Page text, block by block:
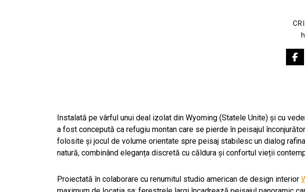
Instalată pe vârful unui deal izolat din Wyoming (Statele Unite) și cu
a fost concepută ca refugiu montan care se pierde în peisajul
folosite și jocul de volume orientate spre peisaj stabilesc un dialog
natură, combinând eleganța discretă cu căldura și confortul vieții
Proiectată în colaborare cu renumitul studio american de design interior